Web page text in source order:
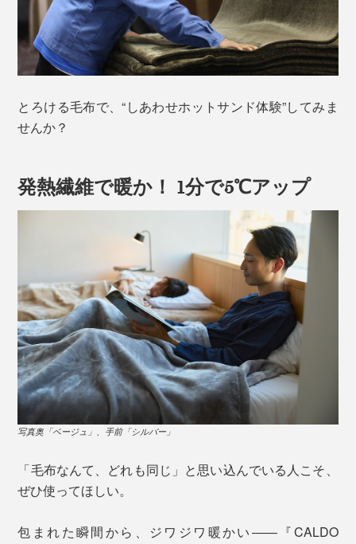
とろける毛布で、“しあわせホットサンド体験”してみま
せんか？
発熱繊維で暖か！ 1分で5℃アップ
写真奥「ベージュ」、手前「シルバー」
「毛布なんて、どれも同じ」と思い込んでいる人こそ、
ぜひ使ってほしい。
包まれた瞬間から、ジワジワ暖かい――『CALDO